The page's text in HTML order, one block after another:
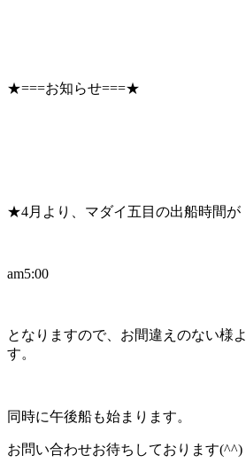
★===お知らせ===★
★4月より、マダイ五目の出船時間が
am5:00
となりますので、お間違えのない様
す。
同時に午後船も始まります。
お問い合わせお待ちしております(^^)